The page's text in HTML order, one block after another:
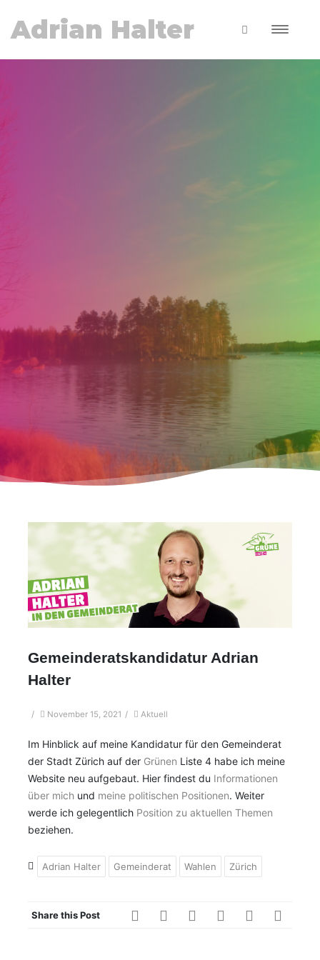
Adrian Halter
Gemeinderatskandidatur Adrian
Halter
/ November 15, 2021 / Aktuell
Im Hinblick auf meine Kandidatur für den Gemeinderat
der Stadt Zürich auf der Grünen Liste 4 habe ich meine
Website neu aufgebaut. Hier findest du Informationen
über mich und meine politischen Positionen. Weiter
werde ich gelegentlich Position zu aktuellen Themen
beziehen.
Adrian Halter Gemeinderat Wahlen Zürich
Share this Post